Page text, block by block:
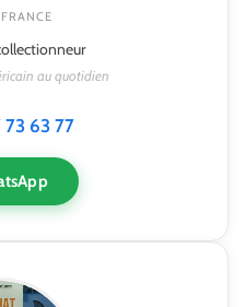
au quotidien
63 77